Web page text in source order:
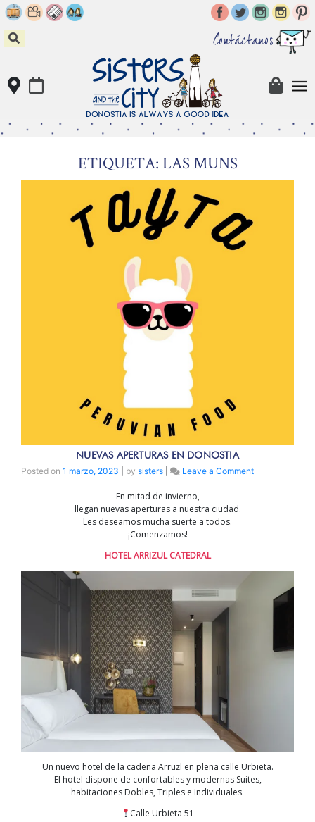
Skip
to
content
Contáctanos
ETIQUETA: LAS MUNS
NUEVAS APERTURAS EN DONOSTIA
Posted on 1 marzo, 2023 by sisters Leave a Commenton
En mitad de invierno,
llegan nuevas aperturas a nuestra ciudad.
Les deseamos mucha suerte a todos.
¡Comenzamos!
HOTEL ARRIZUL CATEDRAL
Un nuevo hotel de la cadena Arruzl en plena calle Urbieta.
El hotel dispone de confortables y modernas Suites,
habitaciones Dobles, Triples e Individuales.
Calle Urbieta 51